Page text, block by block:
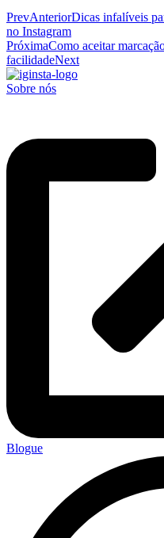
PrevAnteriorDicas infalíveis
no Instagram
PróximaComo aceitar
facilidadeNext
Sobre nós
Blogue